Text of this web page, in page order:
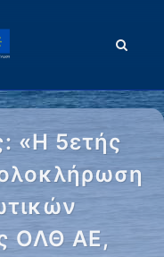
«Η 5ετής
ΟΛΘ ΑΕ,